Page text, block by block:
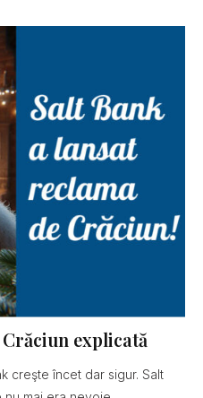
explicată
creşte încet dar sigur. Salt